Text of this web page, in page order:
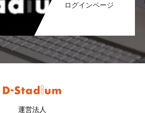
ログインページ
運営法人